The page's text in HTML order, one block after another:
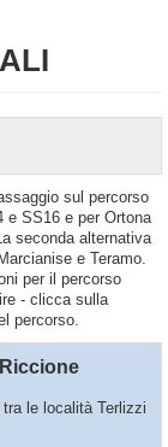
sul percorso
e SS16 e per Ortona
seconda alternativa
e Teramo.
per il percorso
- clicca sulla
percorso.
le località Terlizzi